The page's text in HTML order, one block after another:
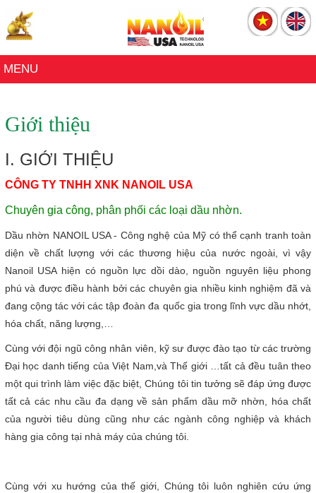
Trang Chủ
Sản Phẩm
MENU
Giới thiệu
I. GIỚI THIỆU
CÔNG TY TNHH XNK NANOIL USA
Chuyên gia công, phân phối các loại dầu nhờn.
Dầu nhờn NANOIL USA - Công nghệ của Mỹ có thể cạnh tranh toàn
diện về chất lượng với các thương hiệu của nước ngoài, vì vậy
Nanoil USA hiện có nguồn lực dồi dào, nguồn nguyên liệu phong
phú và được điều hành bởi các chuyên gia nhiều kinh nghiệm đã và
đang cộng tác với các tập đoàn đa quốc gia trong lĩnh vực dầu nhớt,
hóa chất, năng lượng,…
Cùng với đội ngũ công nhân viên, kỹ sư được đào tạo từ các trường
Đại học danh tiếng của Việt Nam,và Thế giới …tất cả đều tuân theo
một qui trình làm việc đặc biệt, Chúng tôi tin tưởng sẽ đáp ứng được
tất cả các nhu cầu đa dạng về sản phẩm dầu mỡ nhờn, hóa chất
của người tiêu dùng cũng như các ngành công nghiệp và khách
hàng gia công tại nhà máy của chúng tôi.
Cùng với xu hướng của thế giới, Chúng tôi luôn nghiên cứu ứng